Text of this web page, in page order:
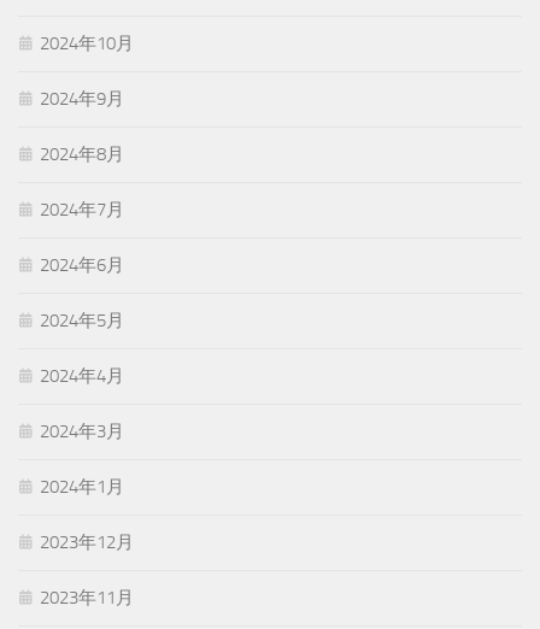
2024年10月
2024年9月
2024年8月
2024年7月
2024年6月
2024年5月
2024年4月
2024年3月
2024年1月
2023年12月
2023年11月